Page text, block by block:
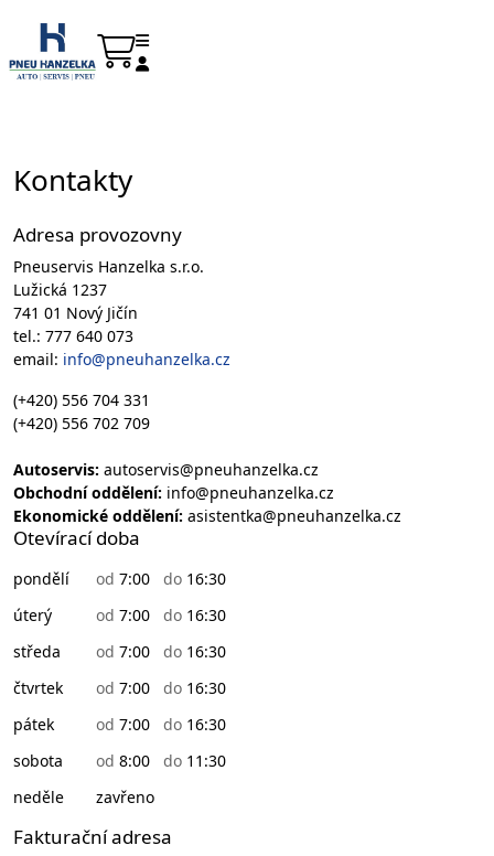
Kontakty
Adresa provozovny
Pneuservis Hanzelka s.r.o.
Lužická 1237
741 01 Nový Jičín
tel.: 777 640 073
email: info@pneuhanzelka.cz
(+420) 556 704 331
(+420) 556 702 709
Autoservis: autoservis@pneuhanzelka.cz
Obchodní oddělení: info@pneuhanzelka.cz
Ekonomické oddělení: asistentka@pneuhanzelka.cz
Otevírací doba
pondělí od 7:00 do 16:30
úterý
od 7:00 do 16:30
středa
od 7:00 do 16:30
čtvrtek
od 7:00 do 16:30
pátek
od 7:00 do 16:30
sobota
od 8:00 do 11:30
neděle
zavřeno
Fakturační adresa